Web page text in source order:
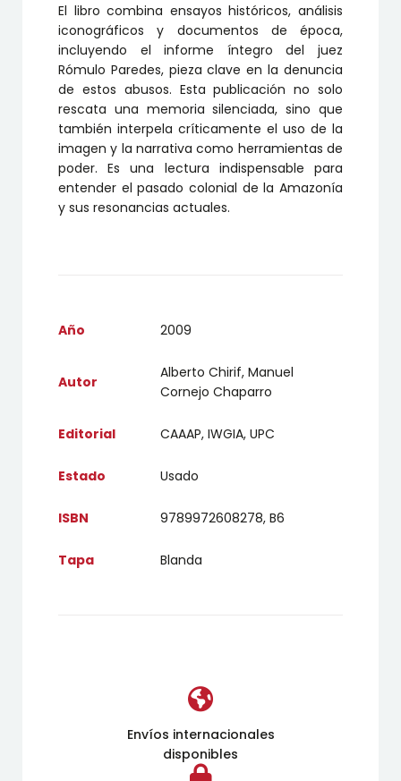
El libro combina ensayos históricos, análisis
iconográficos y documentos de época,
incluyendo el informe íntegro del juez
Rómulo Paredes, pieza clave en la denuncia
de estos abusos. Esta publicación no solo
rescata una memoria silenciada, sino que
también interpela críticamente el uso de la
imagen y la narrativa como herramientas de
poder. Es una lectura indispensable para
entender el pasado colonial de la Amazonía
y sus resonancias actuales.
Año 2009
Autor
Alberto Chirif, Manuel
Cornejo Chaparro
Editorial CAAAP, IWGIA, UPC
Estado Usado
ISBN 9789972608278, B6
Tapa Blanda
Envíos internacionales
disponibles